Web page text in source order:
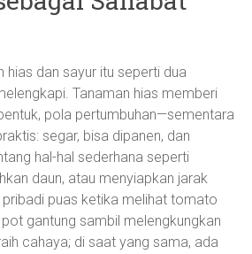
hias dan sayur itu seperti dua
Tanaman hias memberi
pola pertumbuhan—sementara
segar, bisa dipanen, dan
hal-hal sederhana seperti
daun, atau menyiapkan jarak
puas ketika melihat tomato
gantung sambil melengkungkan
cahaya; di saat yang sama, ada